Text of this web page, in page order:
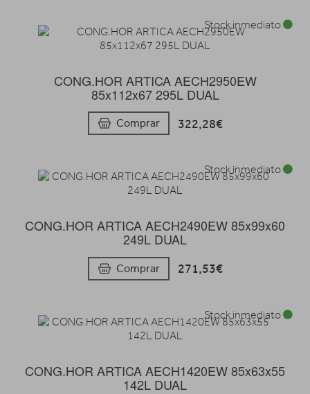
CONG.HOR ARTICA AECH2950EW
85x112x67 295L DUAL
Comprar 322,28€
Stock inmediato
CONG.HOR ARTICA AECH2490EW 85x99x60
249L DUAL
Comprar 271,53€
Stock inmediato
CONG.HOR ARTICA AECH1420EW 85x63x55
142L DUAL
Stock inmediato